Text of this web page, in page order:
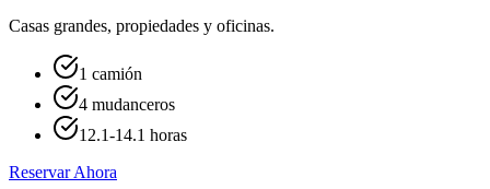
Casas grandes, propiedades y oficinas.
1 camión
4 mudanceros
12.1-14.1 horas
Reservar Ahora